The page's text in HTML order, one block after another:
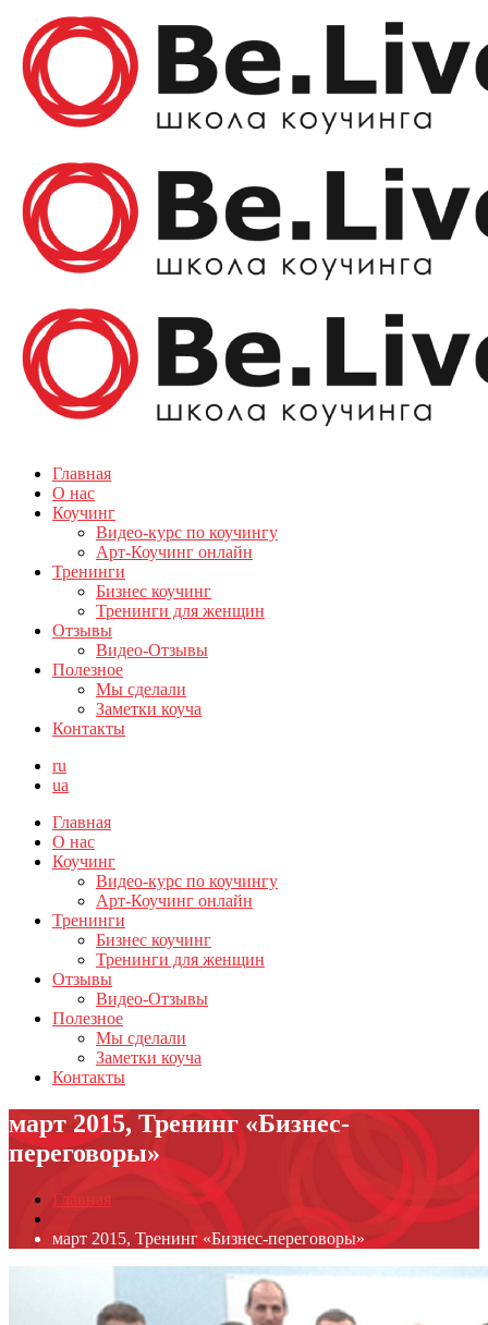
Главная
О нас
Коучинг
Видео-курс по коучингу
Арт-Коучинг онлайн
Тренинги
Бизнес коучинг
Тренинги для женщин
Отзывы
Видео-Отзывы
Полезное
Мы сделали
Заметки коуча
Контакты
ru
ua
Главная
О нас
Коучинг
Видео-курс по коучингу
Арт-Коучинг онлайн
Тренинги
Бизнес коучинг
Тренинги для женщин
Отзывы
Видео-Отзывы
Полезное
Мы сделали
Заметки коуча
Контакты
март 2015, Тренинг «Бизнес-
переговоры»
Главная
март 2015, Тренинг «Бизнес-переговоры»